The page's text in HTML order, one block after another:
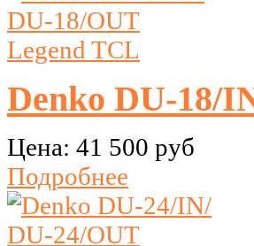
Denko DU-18/
Цена: 41 500 руб
Подробнее